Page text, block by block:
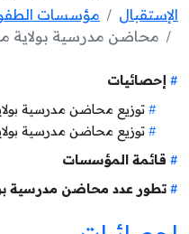
الإستقبال
مؤسسات
محاضن مدرسية بولاية
إحصائيات
توزيع محاضن مدرسية
توزيع محاضن مدرسية
قائمة المؤسسات
تطور عدد محاضن مدرسية